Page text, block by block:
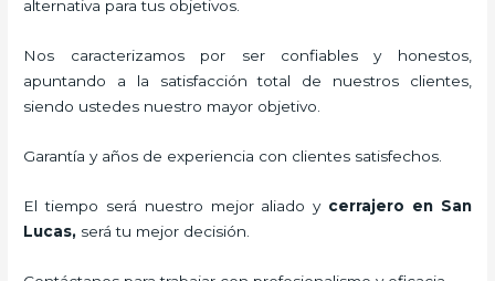
alternativa para tus objetivos.
Nos caracterizamos por ser confiables y honestos,
apuntando a la satisfacción total de nuestros clientes,
siendo ustedes nuestro mayor objetivo.
Garantía y años de experiencia con clientes satisfechos.
El tiempo será nuestro mejor aliado y cerrajero en San
Lucas, será tu mejor decisión.